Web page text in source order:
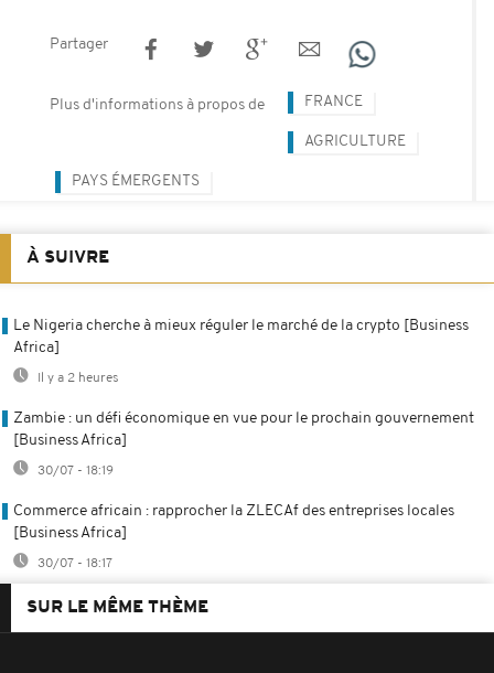
Partager
Plus d'informations à propos de FRANCE
AGRICULTURE
PAYS ÉMERGENTS
À SUIVRE
Le Nigeria cherche à mieux réguler le marché de la crypto [Business
Africa]
Il y a 2 heures
Zambie : un défi économique en vue pour le prochain gouvernement
[Business Africa]
30/07 - 18:19
Commerce africain : rapprocher la ZLECAf des entreprises locales
[Business Africa]
30/07 - 18:17
SUR LE MÊME THÈME